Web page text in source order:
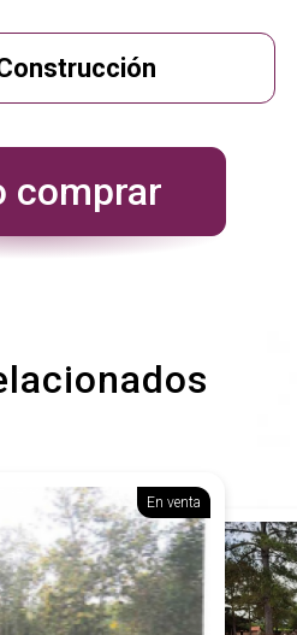
comprar
En venta